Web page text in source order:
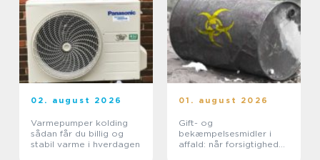
02. august 2026
Varmepumper kolding
sådan får du billig og
stabil varme i hverdagen
01. august 2026
Gift- og
bekæmpelsesmidler i
affald: når forsigtighed